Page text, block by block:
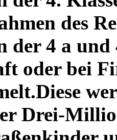
des
der 4 a
oder bei
Diese
Drei-